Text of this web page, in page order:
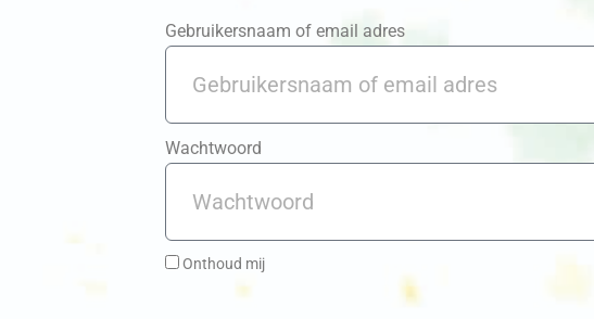
Gebruikersnaam of email adres
Wachtwoord
Onthoud mij